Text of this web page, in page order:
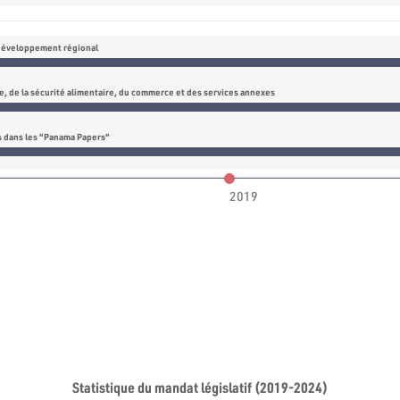
régional
de la sécurité alimentaire, du commerce et des services annexes
les "Panama Papers"
2019
Statistique du mandat législatif (2019-2024)